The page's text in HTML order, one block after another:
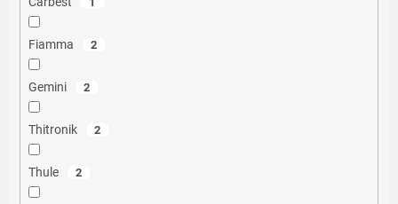
Fiamma 2
Gemini 2
Thitronik 2
Thule 2